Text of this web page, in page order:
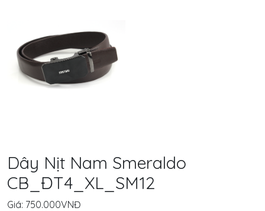
Trang
Chủ
Sản
Phẩm
Dây Nịt Nam Smeraldo
CB_ĐT4_XL_SM12
Giá: 750.000VNĐ